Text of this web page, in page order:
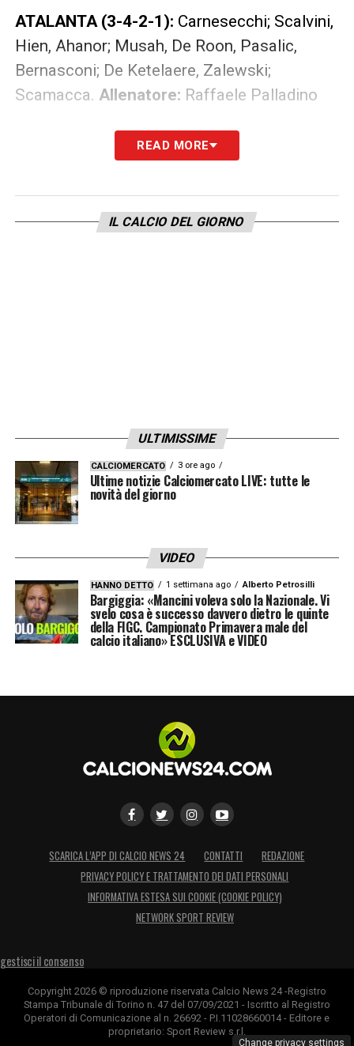
ATALANTA (3-4-2-1): Carnesecchi; Scalvini,
Hien, Ahanor; Musah, De Roon, Pasalic,
Bernasconi; De Ketelaere, Zalewski;
Scamacca. Allenatore: Raffaele Palladino
LEGGI ANCHE –Ultime Notizie Serie A:
tutte le novità del giorno sul massimo
LA PLAYLIST DELLE NOSTRE TOP NEWS
READ MORE
IL CALCIO DEL GIORNO
ULTIMISSIME
CALCIOMERCATO 3 ore ago
Ultime notizie Calciomercato LIVE: tutte le
novità del giorno
VIDEO
HANNO DETTO 1 settimana ago Alberto Petrosilli
Bargiggia: «Mancini voleva solo la Nazionale. Vi
svelo cosa è successo davvero dietro le quinte
della FIGC. Campionato Primavera male del
calcio italiano» ESCLUSIVA e VIDEO
SCARICA L’APP DI CALCIO NEWS 24 CONTATTI
REDAZIONE
PRIVACY POLICY E TRATTAMENTO DEI DATI PERSONALI
INFORMATIVA ESTESA SUI COOKIE (COOKIE POLICY)
NETWORK SPORT REVIEW
gestisci il consenso
Copyright 2026 © riproduzione riservata Calcio News 24 -Registro
Stampa Tribunale di Torino n. 47 del 07/09/2021 - Iscritto al Registro
Operatori di Comunicazione al n. 26692 - P.I.11028660014 - Editore e
proprietario: Sport Review s.r.l.
Change privacy settings